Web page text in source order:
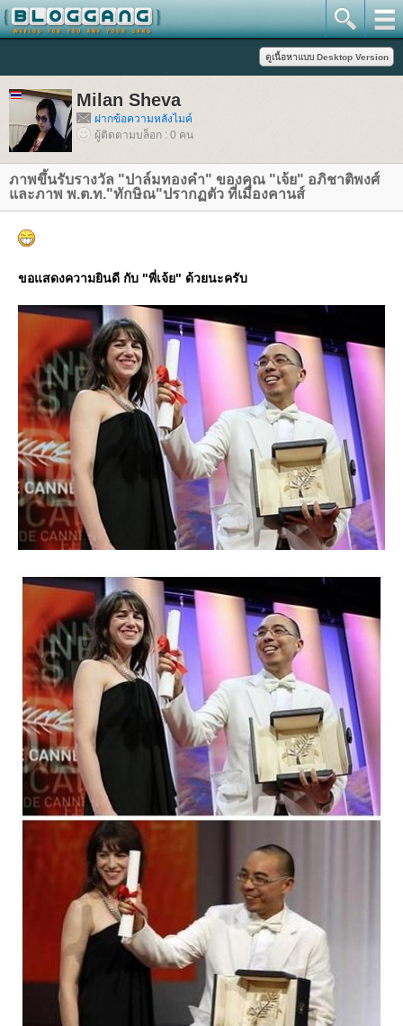
Milan Sheva
ฝากข้อความหลังไมค์
ผู้ติดตามบล็อก : 0 คน
ภาพขึ้นรับรางวัล "ปาล์มทองคำ" ของคุณ "เจ้ย" อภิชาติพงศ์
ละภาพ พ.ต.ท."ทักษิณ"ปรากฏตัว ที่เมืองคานส์
ขอแสดงความยินดี กับ "พี่เจ้ย" ด้วยนะครับ